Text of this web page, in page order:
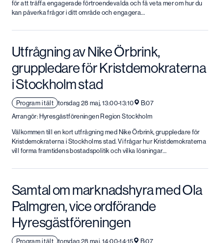
för att träffa engagerade förtroendevalda och få veta mer om hur du
kan påverka frågor i ditt område och engagera…
Utfrågning av Nike Örbrink,
gruppledare för Kristdemokraterna
i Stockholm stad
Program i tält torsdag 28 maj, 13:00-13:10
B:07
Arrangör: Hyresgästföreningen Region Stockholm
Välkommen till en kort utfrågning med Nike Örbrink, gruppledare för
Kristdemokraterna i Stockholms stad. Vi frågar hur Kristdemokraterna
vill forma framtidens bostadspolitik och vilka lösningar…
Samtal om marknadshyra med Ola
Palmgren, vice ordförande
Hyresgäst­föreningen
Program i tält torsdag 28 maj, 14:00-14:15 B:07